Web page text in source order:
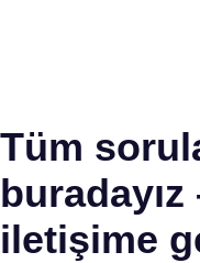
Tüm
iletişime